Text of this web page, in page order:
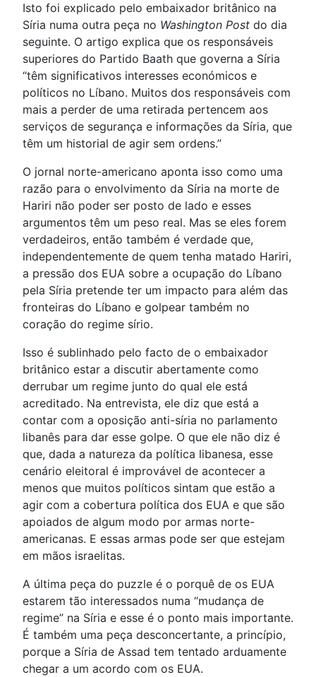
Isto foi explicado pelo embaixador britânico na
Síria numa outra peça no Washington Post do dia
seguinte. O artigo explica que os responsáveis
superiores do Partido Baath que governa a Síria
“têm significativos interesses económicos e
políticos no Líbano. Muitos dos responsáveis com
mais a perder de uma retirada pertencem aos
serviços de segurança e informações da Síria, que
têm um historial de agir sem ordens.”
O jornal norte-americano aponta isso como uma
razão para o envolvimento da Síria na morte de
Hariri não poder ser posto de lado e esses
argumentos têm um peso real. Mas se eles forem
verdadeiros, então também é verdade que,
independentemente de quem tenha matado Hariri,
a pressão dos EUA sobre a ocupação do Líbano
pela Síria pretende ter um impacto para além das
fronteiras do Líbano e golpear também no
coração do regime sírio.
Isso é sublinhado pelo facto de o embaixador
britânico estar a discutir abertamente como
derrubar um regime junto do qual ele está
acreditado. Na entrevista, ele diz que está a
contar com a oposição anti-síria no parlamento
libanês para dar esse golpe. O que ele não diz é
que, dada a natureza da política libanesa, esse
cenário eleitoral é improvável de acontecer a
menos que muitos políticos sintam que estão a
agir com a cobertura política dos EUA e que são
apoiados de algum modo por armas norte-
americanas. E essas armas pode ser que estejam
em mãos israelitas.
A última peça do puzzle é o porquê de os EUA
estarem tão interessados numa “mudança de
regime” na Síria e esse é o ponto mais importante.
É também uma peça desconcertante, a princípio,
porque a Síria de Assad tem tentado arduamente
chegar a um acordo com os EUA.